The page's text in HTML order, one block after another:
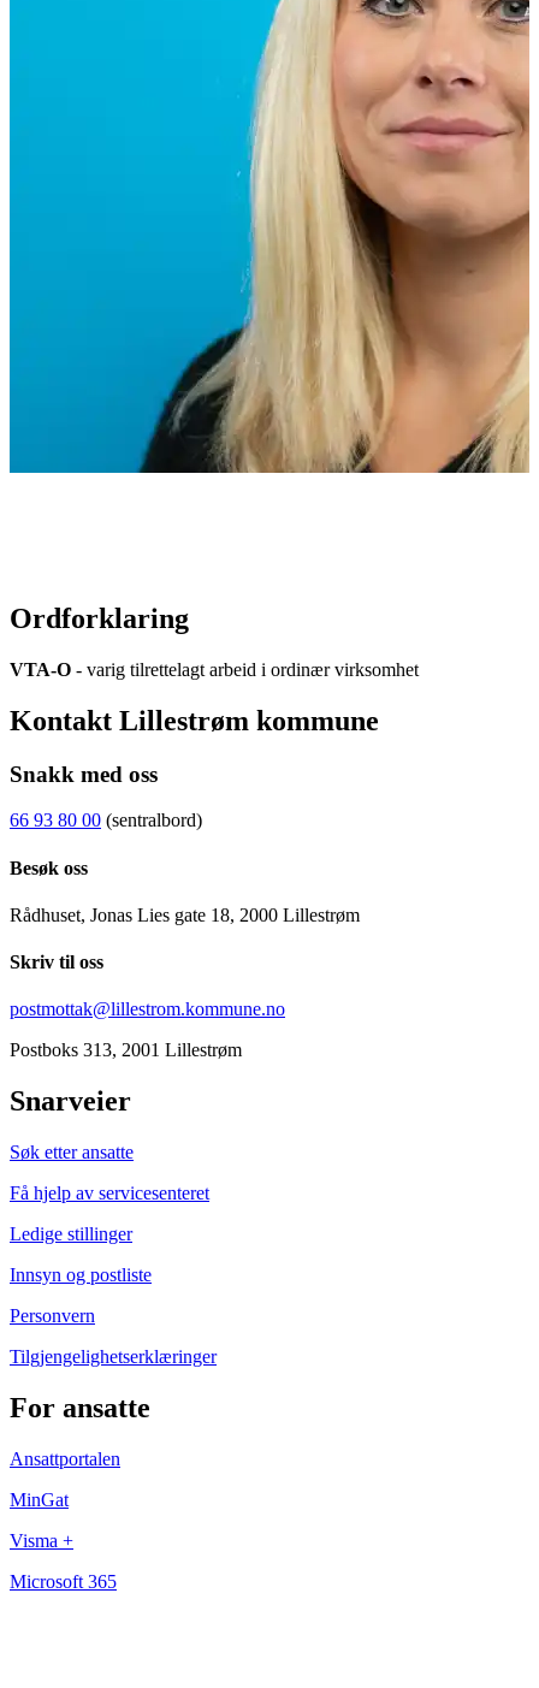
Ordforklaring
VTA-O - varig tilrettelagt arbeid i ordinær virksomhet
Kontakt Lillestrøm kommune
Snakk med oss
66 93 80 00 (sentralbord)
Besøk oss
Rådhuset, Jonas Lies gate 18, 2000 Lillestrøm
Skriv til oss
postmottak@lillestrom.kommune.no
Postboks 313, 2001 Lillestrøm
Snarveier
Søk etter ansatte
Få hjelp av servicesenteret
Ledige stillinger
Innsyn og postliste
Personvern
Tilgjengelighetserklæringer
For ansatte
Ansattportalen
MinGat
Visma +
Microsoft 365